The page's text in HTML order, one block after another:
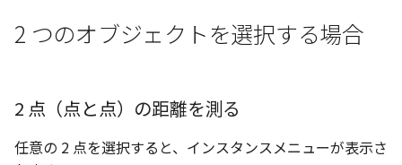
2 つのオブジェクトを選択する場合
2 点（点と点）の距離を測る
任意の 2 点を選択すると、インスタンスメニューが表示さ